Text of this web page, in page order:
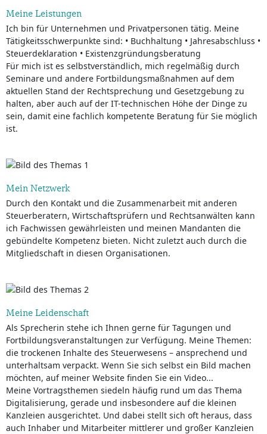
Meine Leistungen
Ich bin für Unternehmen und Privatpersonen tätig. Meine
Tätigkeitsschwerpunkte sind: • Buchhaltung • Jahresabschluss •
Steuerdeklaration • Existenzgründungsberatung
Für mich ist es selbstverständlich, mich regelmäßig durch
Seminare und andere Fortbildungsmaßnahmen auf dem
aktuellen Stand der Rechtsprechung und Gesetzgebung zu
halten, aber auch auf der IT-technischen Höhe der Dinge zu
sein, damit eine fachlich kompetente Beratung für Sie möglich
ist.
Mein Netzwerk
Durch den Kontakt und die Zusammenarbeit mit anderen
Steuerberatern, Wirtschaftsprüfern und Rechtsanwälten kann
ich Fachwissen gewährleisten und meinen Mandanten die
gebündelte Kompetenz bieten. Nicht zuletzt auch durch die
Mitgliedschaft in diesen Organisationen.
Meine Leidenschaft
Als Sprecherin stehe ich Ihnen gerne für Tagungen und
Fortbildungsveranstaltungen zur Verfügung. Meine Themen:
die trockenen Inhalte des Steuerwesens – ansprechend und
unterhaltsam verpackt. Wenn Sie sich selbst ein Bild machen
möchten, auf meiner Website finden Sie ein Video...
Meine Vortragsthemen siedeln häufig rund um das Thema
Digitalisierung, gerade und insbesondere auf die kleinen
Kanzleien ausgerichtet. Und dabei stellt sich oft heraus, dass
auch Inhaber und Mitarbeiter mittlerer und großer Kanzleien